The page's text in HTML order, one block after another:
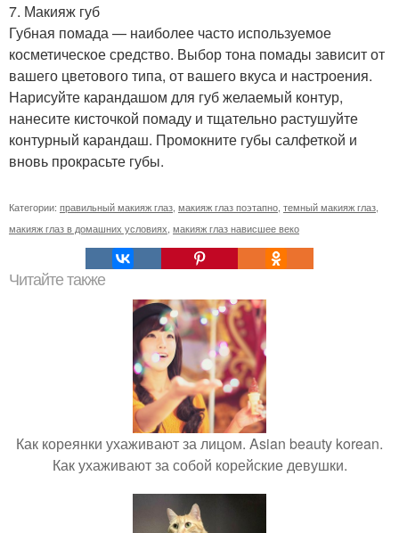
7. Макияж губ
Губная помада — наиболее часто используемое
косметическое средство. Выбор тона помады зависит от
вашего цветового типа, от вашего вкуса и настроения.
Нарисуйте карандашом для губ желаемый контур,
нанесите кисточкой помаду и тщательно растушуйте
контурный карандаш. Промокните губы салфеткой и
вновь прокрасьте губы.
Категории: правильный макияж глаз макияж глаз поэтапно темный макияж глаз
макияж глаз в домашних условиях макияж глаз нависшее веко
Читайте также
Как кореянки ухаживают за лицом. Asian beauty korean.
Как ухаживают за собой корейские девушки.